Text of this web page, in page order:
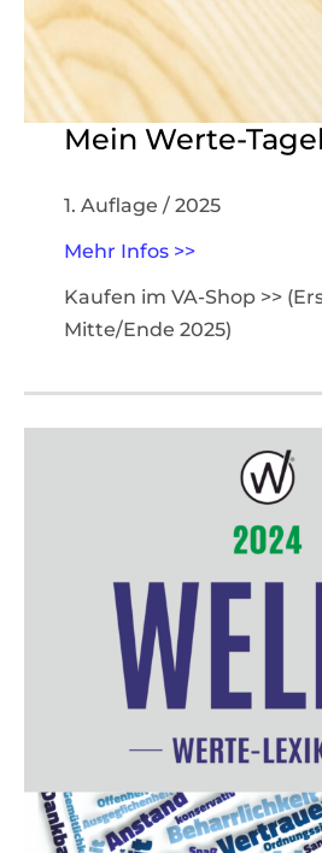
Mein Werte-
1. Auflage / 2025
Mehr Infos >>
Kaufen im VA-Shop >>
Mitte/Ende 2025)